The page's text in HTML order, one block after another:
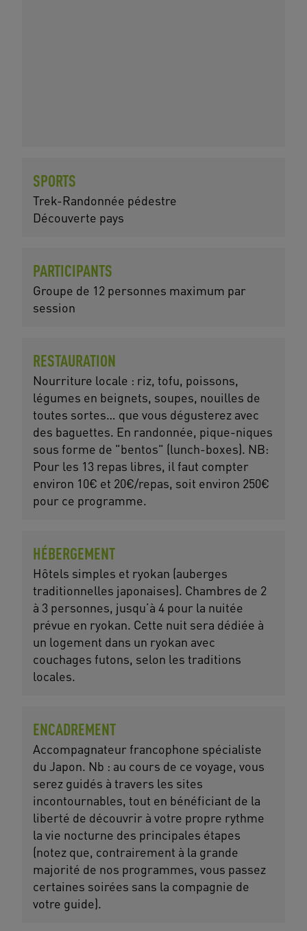
SPORTS
Trek-Randonnée pédestre
Découverte pays
PARTICIPANTS
Groupe de 12 personnes maximum par
session
RESTAURATION
Nourriture locale : riz, tofu, poissons,
légumes en beignets, soupes, nouilles de
toutes sortes… que vous dégusterez avec
des baguettes. En randonnée, pique-niques
sous forme de "bentos" (lunch-boxes). NB:
Pour les 13 repas libres, il faut compter
environ 10€ et 20€/repas, soit environ 250€
pour ce programme.
HÉBERGEMENT
Hôtels simples et ryokan (auberges
traditionnelles japonaises). Chambres de 2
à 3 personnes, jusqu’à 4 pour la nuitée
prévue en ryokan. Cette nuit sera dédiée à
un logement dans un ryokan avec
couchages futons, selon les traditions
locales.
ENCADREMENT
Accompagnateur francophone spécialiste
du Japon. Nb : au cours de ce voyage, vous
serez guidés à travers les sites
incontournables, tout en bénéficiant de la
liberté de découvrir à votre propre rythme
la vie nocturne des principales étapes
(notez que, contrairement à la grande
majorité de nos programmes, vous passez
certaines soirées sans la compagnie de
votre guide).